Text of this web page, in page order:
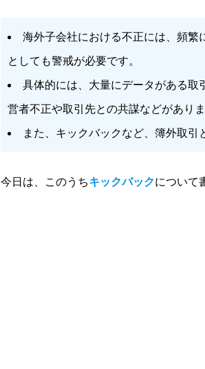
海外子会社における不正には、頻繁
としても警戒が必要です。
具体的には、大量にデータがある取
営者不正や取引先との共謀などがありま
また、キックバックなど、簿外取引
今日は、このうちキックバックについて